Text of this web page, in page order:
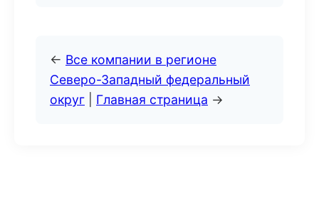
← Все компании в регионе
Северо-Западный федеральный
округ
Главная страница →